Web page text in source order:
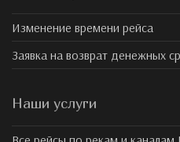
Изменение времени рейса
Заявка на возврат денежных
Наши услуги